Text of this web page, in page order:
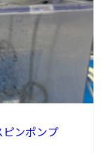
ンポンプ